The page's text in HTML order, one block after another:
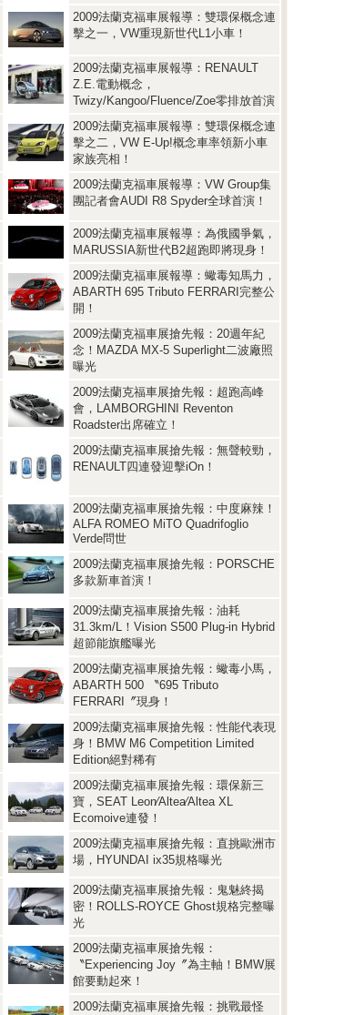
2009法蘭克福車展報導：雙環保概念連
擊之一，VW重現新世代L1小車！
2009法蘭克福車展報導：RENAULT
Z.E.電動概念，
Twizy/Kangoo/Fluence/Zoe零排放首演
2009法蘭克福車展報導：雙環保概念連
擊之二，VW E-Up!概念車率領新小車
家族亮相！
2009法蘭克福車展報導：VW Group集
團記者會AUDI R8 Spyder全球首演！
2009法蘭克福車展報導：為俄國爭氣，
MARUSSIA新世代B2超跑即將現身！
2009法蘭克福車展報導：蠍毒知馬力，
ABARTH 695 Tributo FERRARI完整公
開！
2009法蘭克福車展搶先報：20週年紀
念！MAZDA MX-5 Superlight二波廠照
曝光
2009法蘭克福車展搶先報：超跑高峰
會，LAMBORGHINI Reventon
Roadster出席確立！
2009法蘭克福車展搶先報：無聲較勁，
RENAULT四連發迎擊iOn！
2009法蘭克福車展搶先報：中度麻辣！
ALFA ROMEO MiTO Quadrifoglio
Verde問世
2009法蘭克福車展搶先報：PORSCHE
多款新車首演！
2009法蘭克福車展搶先報：油耗
31.3km/L！Vision S500 Plug-in Hybrid
超節能旗艦曝光
2009法蘭克福車展搶先報：蠍毒小馬，
ABARTH 500 〝695 Tributo
FERRARI〞現身！
2009法蘭克福車展搶先報：性能代表現
身！BMW M6 Competition Limited
Edition絕對稀有
2009法蘭克福車展搶先報：環保新三
寶，SEAT Leon∕Altea∕Altea XL
Ecomoive連發！
2009法蘭克福車展搶先報：直挑歐洲市
場，HYUNDAI ix35規格曝光
2009法蘭克福車展搶先報：鬼魅終揭
密！ROLLS-ROYCE Ghost規格完整曝
光
2009法蘭克福車展搶先報：
〝Experiencing Joy〞為主軸！BMW展
館要動起來！
2009法蘭克福車展搶先報：挑戰最怪